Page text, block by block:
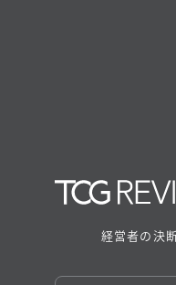
経営者の決断